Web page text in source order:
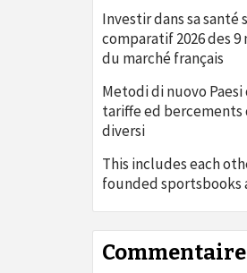
Investir dans sa santé
comparatif 2026 des
du marché français
Metodi di nuovo
tariffe ed bercements
diversi
This includes each
founded sportsbooks